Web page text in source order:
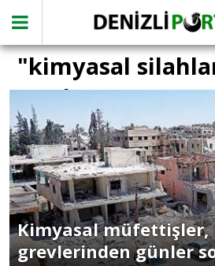
"kimyasal
yazılar
Kimyasal müfettişler,
grevlerinden günler